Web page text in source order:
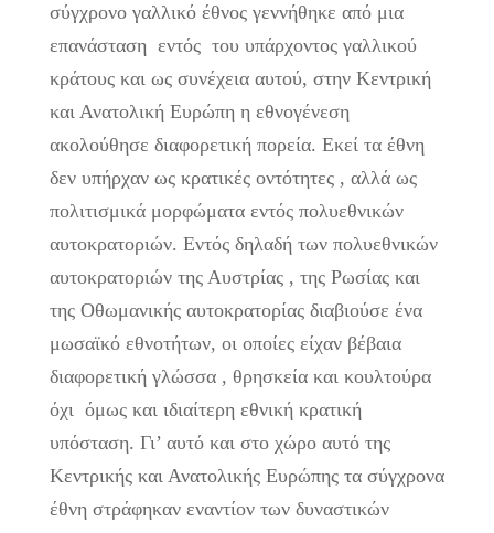
σύγχρονο γαλλικό έθνος γεννήθηκε από μια
επανάσταση εντός του υπάρχοντος γαλλικού
κράτους και ως συνέχεια αυτού, στην Κεντρική
και Ανατολική Ευρώπη η εθνογένεση
ακολούθησε διαφορετική πορεία. Εκεί τα έθνη
δεν υπήρχαν ως κρατικές οντότητες , αλλά ως
πολιτισμικά μορφώματα εντός πολυεθνικών
αυτοκρατοριών. Εντός δηλαδή των πολυεθνικών
αυτοκρατοριών της Αυστρίας , της Ρωσίας και
της Οθωμανικής αυτοκρατορίας διαβιούσε ένα
μωσαϊκό εθνοτήτων, οι οποίες είχαν βέβαια
διαφορετική γλώσσα , θρησκεία και κουλτούρα
όχι όμως και ιδιαίτερη εθνική κρατική
υπόσταση. Γι’ αυτό και στο χώρο αυτό της
Κεντρικής και Ανατολικής Ευρώπης τα σύγχρονα
έθνη στράφηκαν εναντίον των δυναστικών